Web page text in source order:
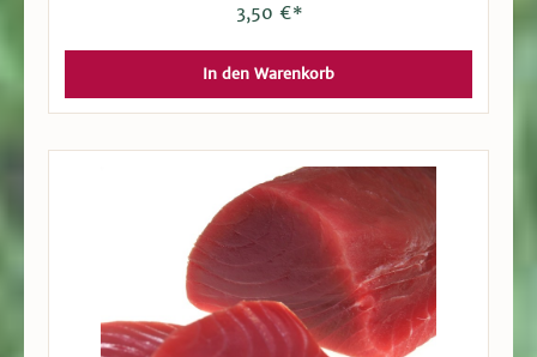
3,50 €*
In den Warenkorb